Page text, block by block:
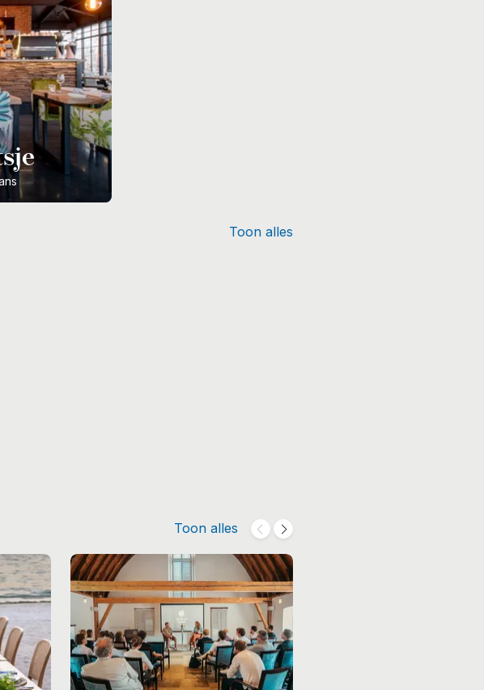
Toon alles
Toon alles